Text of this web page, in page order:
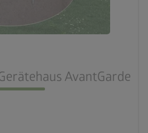
AvantGarde